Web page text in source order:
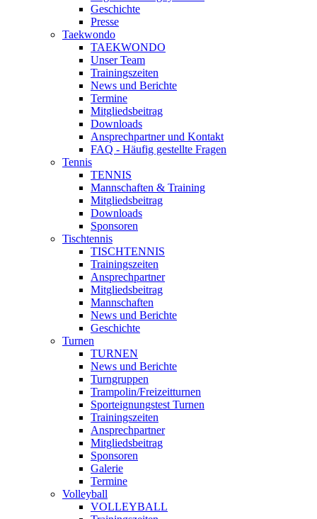
Geschichte
Presse
Taekwondo
TAEKWONDO
Unser Team
Trainingszeiten
News und Berichte
Termine
Mitgliedsbeitrag
Downloads
Ansprechpartner und Kontakt
FAQ - Häufig gestellte Fragen
Tennis
TENNIS
Mannschaften & Training
Mitgliedsbeitrag
Downloads
Sponsoren
Tischtennis
TISCHTENNIS
Trainingszeiten
Ansprechpartner
Mitgliedsbeitrag
Mannschaften
News und Berichte
Geschichte
Turnen
TURNEN
News und Berichte
Turngruppen
Trampolin/Freizeitturnen
Sporteignungstest Turnen
Trainingszeiten
Ansprechpartner
Mitgliedsbeitrag
Sponsoren
Galerie
Termine
Volleyball
VOLLEYBALL